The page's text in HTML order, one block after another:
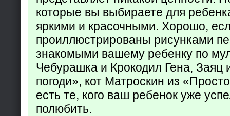
которые вы выбираете для
яркими и красочными. Хорошо,
проиллюстрированы рисунками
знакомыми вашему ребенку по
Чебурашка и Крокодил Гена, Заяц
погоди», кот Матроскин из
есть те, кого ваш ребенок уже
полюбить.